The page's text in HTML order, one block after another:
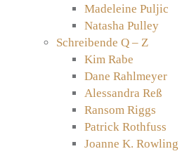
Madeleine Puljic
Natasha Pulley
Schreibende Q – Z
Kim Rabe
Dane Rahlmeyer
Alessandra Reß
Ransom Riggs
Patrick Rothfuss
Joanne K. Rowling